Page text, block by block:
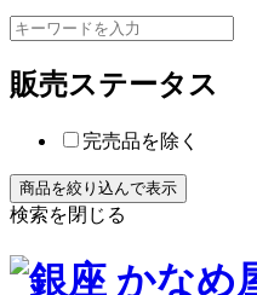
販売ステータス
完売品を除く
検索を閉じる